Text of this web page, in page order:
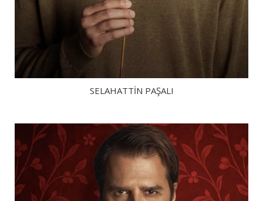
SELAHATTİN PAŞALI